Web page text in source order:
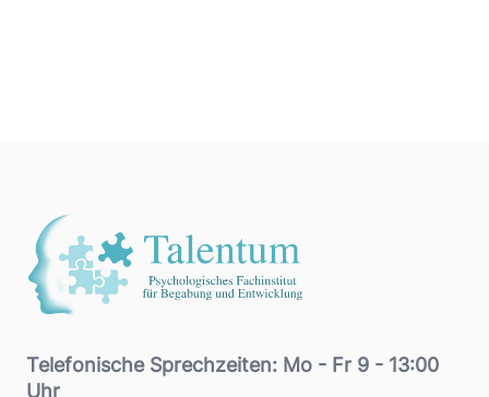
Telefonische Sprechzeiten: Mo - Fr 9 - 13:00
Uhr